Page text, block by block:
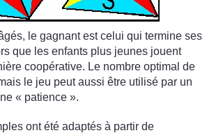
le gagnant est celui qui termine ses
que les enfants plus jeunes jouent
coopérative. Le nombre optimal de
le jeu peut aussi être utilisé par un
« patience ».
ont été adaptés à partir de